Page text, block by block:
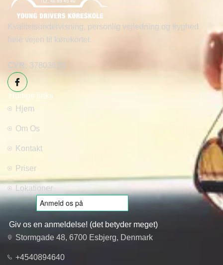
Kvalitetsundervisning, personlig vejledning og tryghed
hele vejen til kørekortet.
CVR: 37803626
Hurtige links
Hjem
Om Os
Kontakt
Priser
Lokationer
Giv os en anmeldelse! (det betyder meget)
Stormgade 48, 6700 Esbjerg, Denmark
+4540894640